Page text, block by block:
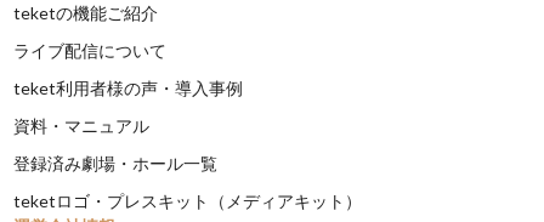
teketの機能ご紹介
ライブ配信について
teket利用者様の声・導入事例
資料・マニュアル
登録済み劇場・ホール一覧
teketロゴ・プレスキット（メディアキット）